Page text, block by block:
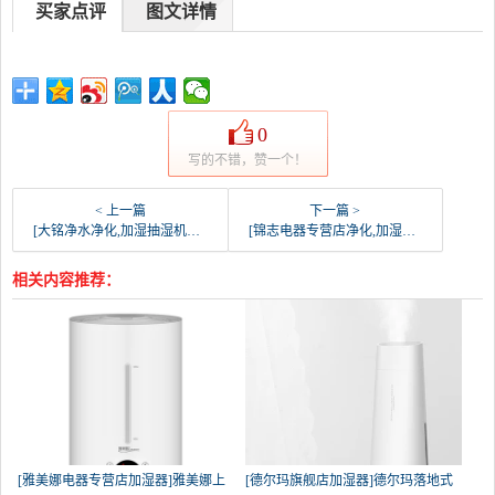
图文详情
买家点评
0
写的不错，赞一个！
< 上一篇
[大铭净水净化,加湿抽湿机配件]现货 3M空气净化器KJEA400滤月销量0件仅售699元
下一篇 >
[锦志电器专营店净化,加湿抽湿机配件]3M 车载空气净化器PN38800/月销量0件仅售476元
相关内容推荐：
[雅美娜电器专营店加湿器]雅美娜上 [德尔玛旗舰店加湿器]德尔玛落地式